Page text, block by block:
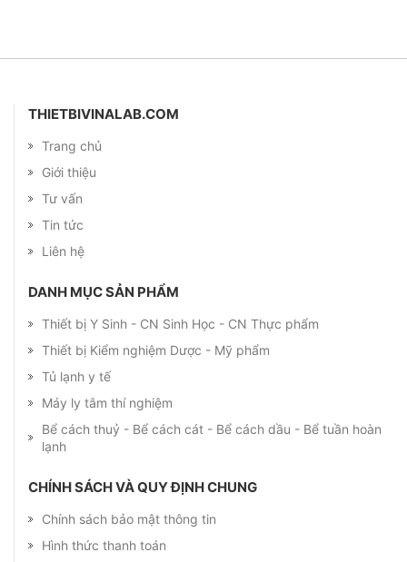
THIETBIVINALAB.COM
Trang chủ
Giới thiệu
Tư vấn
Tin tức
Liên hệ
DANH MỤC SẢN PHẨM
Thiết bị Y Sinh - CN Sinh Học - CN Thực phẩm
Thiết bị Kiểm nghiệm Dược - Mỹ phẩm
Tủ lạnh y tế
Máy ly tâm thí nghiệm
Bể cách thuỷ - Bể cách cát - Bể cách dầu - Bể tuần hoàn
lạnh
CHÍNH SÁCH VÀ QUY ĐỊNH CHUNG
Chính sách bảo mật thông tin
Hình thức thanh toán